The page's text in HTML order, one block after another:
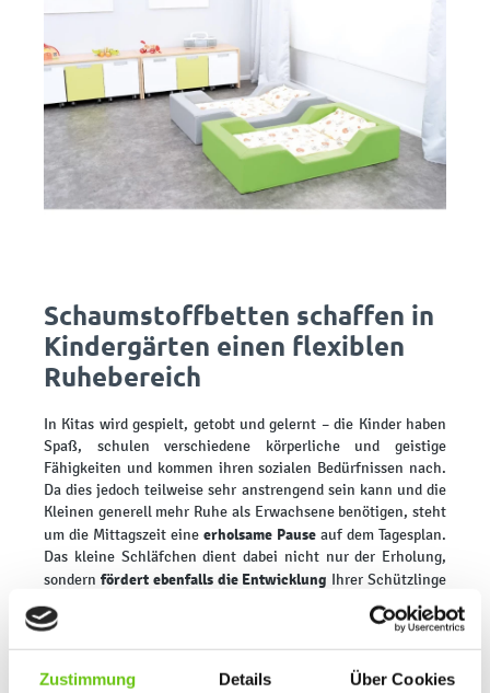
Zustimmung Details Über Cookies
Schaumstoffbetten schaffen in
Kindergärten einen flexiblen
Ruhebereich
In Kitas wird gespielt, getobt und gelernt – die Kinder haben
Spaß, schulen verschiedene körperliche und geistige
Fähigkeiten und kommen ihren sozialen Bedürfnissen nach.
Da dies jedoch teilweise sehr anstrengend sein kann und die
Kleinen generell mehr Ruhe als Erwachsene benötigen, steht
um die Mittagszeit eine erholsame Pause auf dem Tagesplan.
Das kleine Schläfchen dient dabei nicht nur der Erholung,
sondern fördert ebenfalls die Entwicklung Ihrer Schützlinge
auf unterschiedliche Weise.
Allerdings haben Kinderbetreuungseinrichtungen selten
ausreichend Platz zur Verfügung, um einen separaten
Schlafbereich einzurichten. Viele Betreuer greifen daher auf